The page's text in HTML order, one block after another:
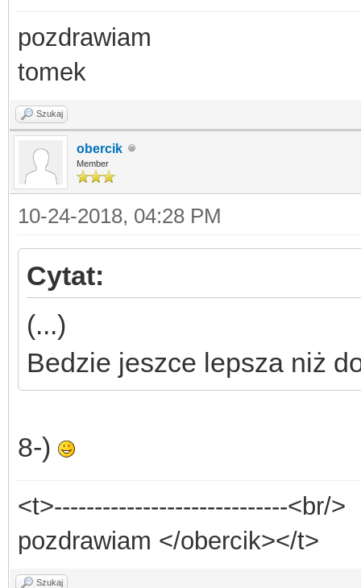
pozdrawiam
tomek
Szukaj
obercik
Member
10-24-2018, 04:28 PM
Cytat:
(...)
Bedzie jeszce lepsza niż
8-)
<t>-----------------------------<br/>
pozdrawiam </obercik></t>
Szukaj